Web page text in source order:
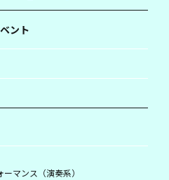
ント
マンス（演奏系）